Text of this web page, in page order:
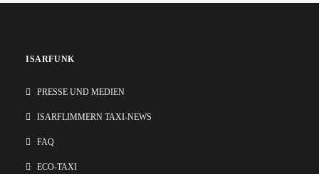
ISARFUNK
PRESSE UND MEDIEN
ISARFLIMMERN TAXI-NEWS
FAQ
ECO-TAXI